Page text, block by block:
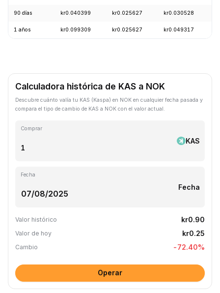
90 días kr0.040399 kr0.025627 kr0.030528
1 años kr0.099309 kr0.025627 kr0.049317
Calculadora histórica de KAS a NOK
Descubre cuánto valía tu KAS (Kaspa) en NOK en cualquier fecha pasada y
compara el tipo de cambio de KAS a NOK con el valor actual.
Comprar
KAS
Fecha
Fecha
Valor histórico kr0.90
Valor de hoy kr0.25
Cambio -72.40%
Operar